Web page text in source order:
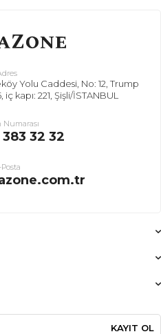
Yolu Caddesi, No: 12, Trump
kapı: 221, Şişli/İSTANBUL
Numarası
32 32
Posta
KAYIT OL